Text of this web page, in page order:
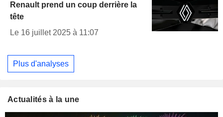
Renault prend un coup derrière la
tête
Le 16 juillet 2025 à 11:07
Plus d'analyses
Actualités à la une